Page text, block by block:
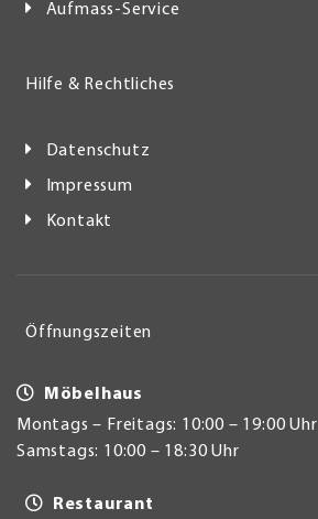
Aufmass-Service
Hilfe & Rechtliches
Datenschutz
Impressum
Kontakt
Öffnungszeiten
Möbelhaus
Montags – Freitags: 10:00 – 19:00 Uhr
Samstags: 10:00 – 18:30 Uhr
Restaurant